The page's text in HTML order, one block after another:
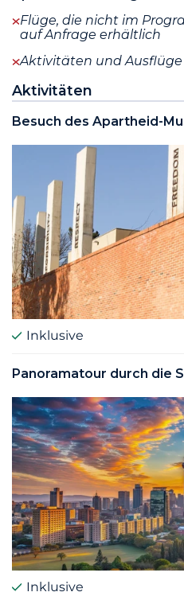
Flüge, die nicht im
auf Anfrage erhältlich
Aktivitäten und
Aktivitäten
Besuch des Apartheid-
Inklusive
Panoramatour durch die
Inklusive